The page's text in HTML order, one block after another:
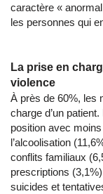
caractère «
les personnes qui
La prise en
violence
À près de 60%, les
charge d’un
position avec
l’alcoolisation
conflits familiaux
prescriptions
suicides et